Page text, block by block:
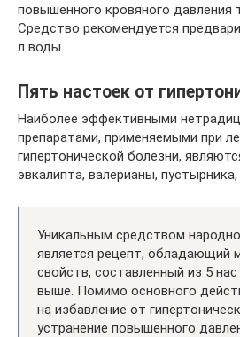
повышенного кровяного давления
Средство рекомендуется
л воды.
Пять настоек от
Наиболее эффективными
препаратами, применяемыми при
гипертонической болезни,
эвкалипта, валерианы,
Уникальным средством
является рецепт, обладающий
свойств, составленный из 5
выше. Помимо основного
на избавление от
устранение повышенного